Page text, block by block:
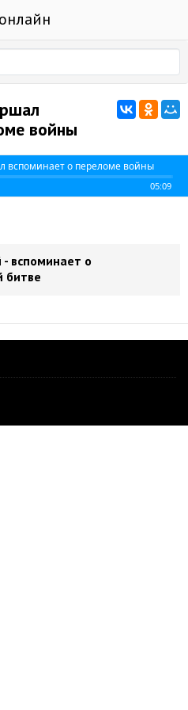
войны
вспоминает о переломе войны
05:09
- вспоминает о
битве